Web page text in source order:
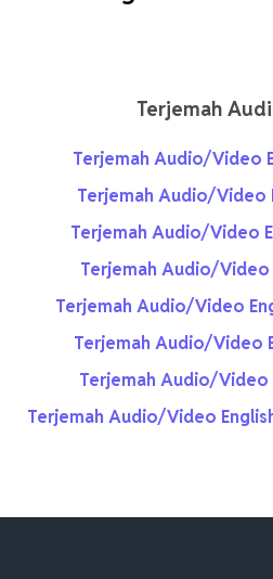
Terjemah
Terjemah Audio/Video
Terjemah Audio/Video
Terjemah Audio/Video
Terjemah Audio/Video
Terjemah Audio/Video
Terjemah Audio/Video
Terjemah Audio/Video
Terjemah Audio/Video